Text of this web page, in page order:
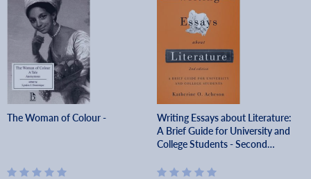
The Woman of Colour -
Writing Essays about Literature:
A Brief Guide for University and
College Students - Second